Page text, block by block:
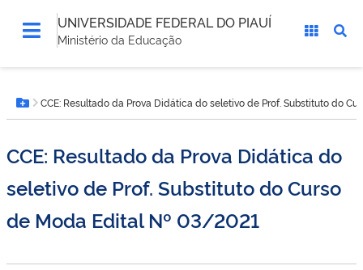
UNIVERSIDADE FEDERAL DO PIAUÍ
Ministério da Educação
está
aqui:Botão Menu
CCE: Resultado da Prova Didática do seletivo de Prof. Substituto do
CCE: Resultado da Prova Didática do
seletivo de Prof. Substituto do Curso
de Moda Edital Nº 03/2021